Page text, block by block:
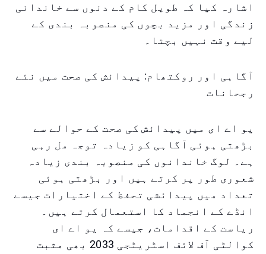
اشارہ کیا کہ طویل کام کے دنوں سے خاندانی
زندگی اور مزید بچوں کی منصوبہ بندی کے
لیے وقت نہیں بچتا۔
آگاہی اور روکتھام: پیدائش کی صحت میں نئے
رجحانات
یو اے ای میں پیدائش کی صحت کے حوالے سے
بڑھتی ہوئی آگاہی کو زیادہ توجہ مل رہی
ہے۔ لوگ خاندانوں کی منصوبہ بندی زیادہ
شعوری طور پر کرتے ہیں اور بڑھتی ہوئی
تعداد میں پیدائشی تحفظ کے اختیارات جیسے
انڈے کے انجماد کا استعمال کرتے ہیں۔
ریاست کے اقدامات، جیسے کہ یو اے ای
کوالٹی آف لائف اسٹریٹجی 2033 بھی مثبت